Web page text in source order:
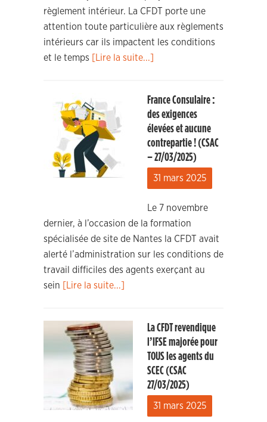
règlement intérieur. La CFDT porte une
attention toute particulière aux règlements
intérieurs car ils impactent les conditions
et le temps
[Lire la suite...]
France Consulaire :
des exigences
élevées et aucune
contrepartie ! (CSAC
– 27/03/2025)
31 mars 2025
Le 7 novembre
dernier, à l’occasion de la formation
spécialisée de site de Nantes la CFDT avait
alerté l’administration sur les conditions de
travail difficiles des agents exerçant au
sein
[Lire la suite...]
La CFDT revendique
l’IFSE majorée pour
TOUS les agents du
SCEC (CSAC
27/03/2025)
31 mars 2025